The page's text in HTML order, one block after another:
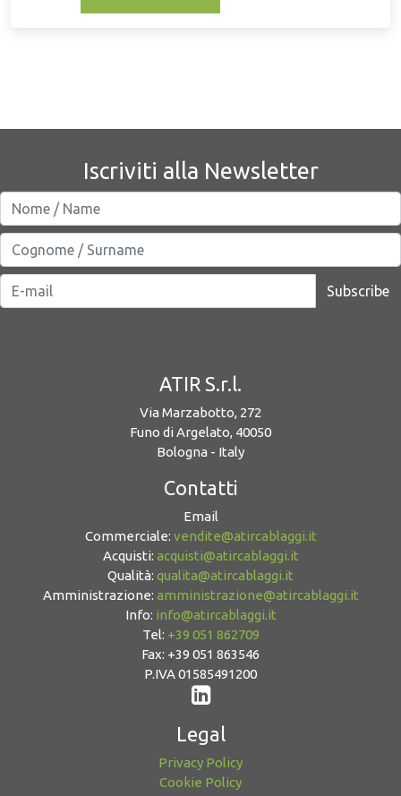
Iscriviti alla Newsletter
Subscribe
ATIR S.r.l.
Via Marzabotto, 272
Funo di Argelato, 40050
Bologna - Italy
Contatti
Email
Commerciale: vendite@atircablaggi.it
Acquisti: acquisti@atircablaggi.it
Qualità: qualita@atircablaggi.it
Amministrazione: amministrazione@atircablaggi.it
Info: info@atircablaggi.it
Tel: +39 051 862709
Fax: +39 051 863546
P.IVA 01585491200
Legal
Privacy Policy
Cookie Policy